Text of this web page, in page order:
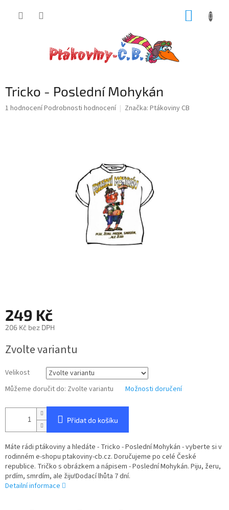
Tricko - Poslední Mohykán
Průměrné
1 hodnoceníPodrobnosti hodnocení Značka: Ptákoviny CB
249 Kč
206 Kč bez DPH
cena:
Zvolte variantu
Velikost
Můžeme doručit do: Zvolte variantu Možnosti doručení
Přidat do košíku
Máte rádi ptákoviny a hledáte - Tricko - Poslední Mohykán - vyberte si v
rodinném e-shopu ptakoviny-cb.cz. Doručujeme po celé České
republice. Tričko s obrázkem a nápisem - Poslední Mohykán. Piju, žeru,
prdím, smrdím, ale žiju!Dodací lhůta 7 dní.
Detailní informace